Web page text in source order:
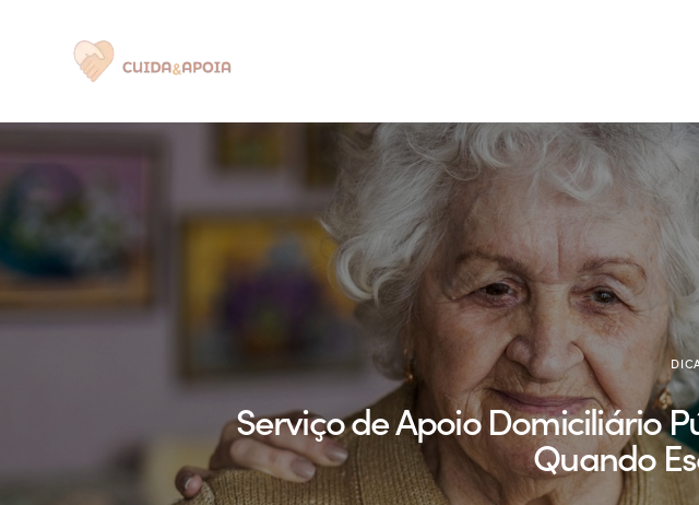
Serviço de Apoio Domiciliário
Quando